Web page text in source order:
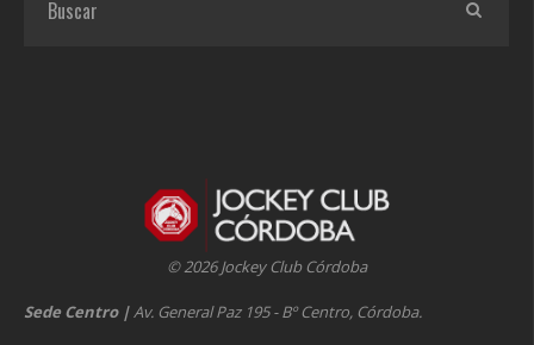
© 2026 Jockey Club Córdoba
Sede Centro |Av. General Paz 195 - Bº Centro, Córdoba.